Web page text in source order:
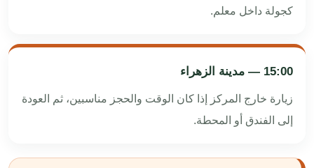
كجولة داخل معلم.
15:00 — مدينة الزهراء
زيارة خارج المركز إذا كان الوقت والحجز مناسبين، ثم العودة
إلى الفندق أو المحطة.